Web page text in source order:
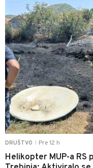
DRUŠTVO Pre 12 h
Helikopter MUP-a RS